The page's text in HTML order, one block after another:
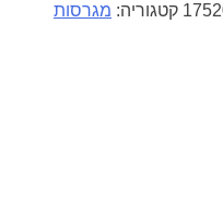
קטגוריה: מגרסות